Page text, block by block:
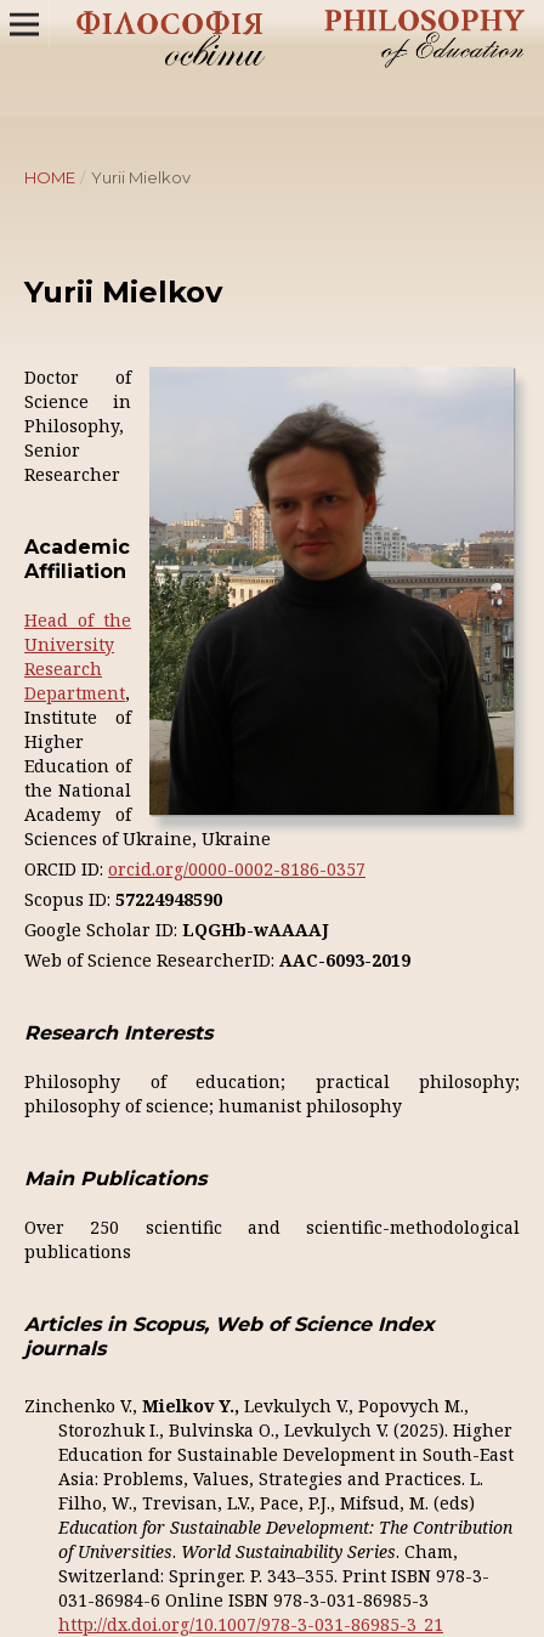
HOME / Yurii Mielkov
Yurii Mielkov
Doctor of
Science in
Philosophy,
Senior
Researcher
Academic
Affiliation
Head of the
University
Research
Department,
Institute of
Higher
Education of
the National
Academy of
Sciences of Ukraine, Ukraine
ORCID ID: orcid.org/0000-0002-8186-0357
Scopus ID: 57224948590
Google Scholar ID: LQGHb-wAAAAJ
Web of Science ResearcherID: AAC-6093-2019
Research Interests
Philosophy of education; practical philosophy;
philosophy of science; humanist philosophy
Main Publications
Over 250 scientific and scientific-methodological
publications
Articles in Scopus, Web of Science Index
journals
Zinchenko V., Mielkov Y., Levkulych V., Popovych M.,
Storozhuk I., Bulvinska O., Levkulych V. (2025). Higher
Education for Sustainable Development in South-East
Asia: Problems, Values, Strategies and Practices. L.
Filho, W., Trevisan, L.V., Pace, P.J., Mifsud, M. (eds)
Education for Sustainable Development: The Contribution
of Universities. World Sustainability Series. Cham,
Switzerland: Springer. P. 343–355. Print ISBN 978-3-
031-86984-6 Online ISBN 978-3-031-86985-3
http://dx.doi.org/10.1007/978-3-031-86985-3_21